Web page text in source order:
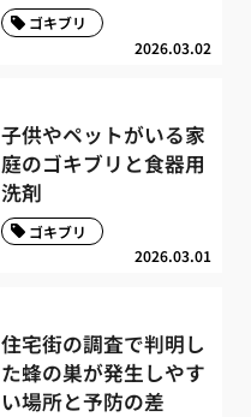
2026.03.02
ゴキブリ
子供やペットがいる家
庭のゴキブリと食器用
洗剤
2026.03.01
ゴキブリ
住宅街の調査で判明し
た蜂の巣が発生しやす
い場所と予防の差